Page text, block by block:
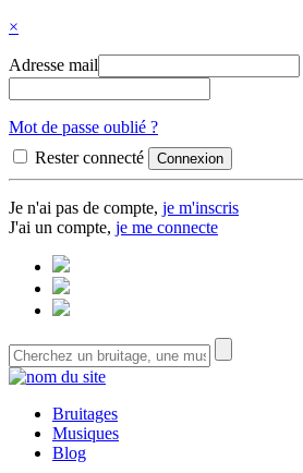
×
Adresse mail
Mot de passe oublié ?
Rester connecté
Je n'ai pas de compte, je m'inscris
J'ai un compte, je me connecte
Bruitages
Musiques
Blog